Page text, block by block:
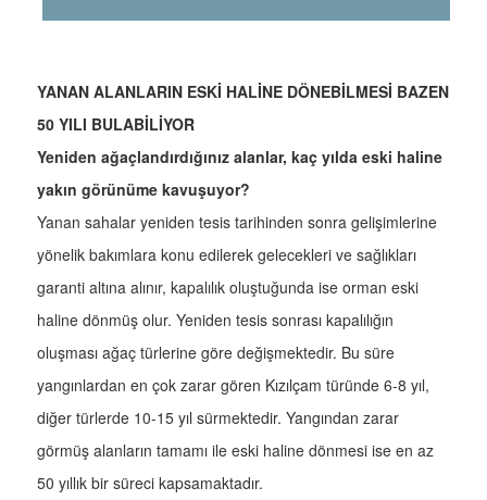
YANAN ALANLARIN ESKİ HALİNE DÖNEBİLMESİ BAZEN
50 YILI BULABİLİYOR
Yeniden ağaçlandırdığınız alanlar, kaç yılda eski haline
yakın görünüme kavuşuyor?
Yanan sahalar yeniden tesis tarihinden sonra gelişimlerine
yönelik bakımlara konu edilerek gelecekleri ve sağlıkları
garanti altına alınır, kapalılık oluştuğunda ise orman eski
haline dönmüş olur. Yeniden tesis sonrası kapalılığın
oluşması ağaç türlerine göre değişmektedir. Bu süre
yangınlardan en çok zarar gören Kızılçam türünde 6-8 yıl,
diğer türlerde 10-15 yıl sürmektedir. Yangından zarar
görmüş alanların tamamı ile eski haline dönmesi ise en az
50 yıllık bir süreci kapsamaktadır.